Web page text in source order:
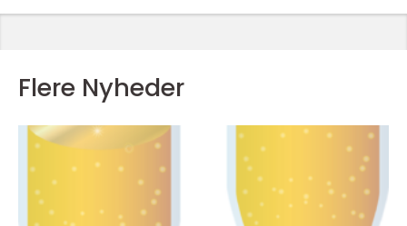
Flere Nyheder